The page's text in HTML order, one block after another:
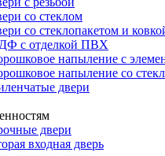
со стеклом
со стеклопакетом и
с отделкой ПВХ
напыление с
напыление со
двери
двери
входная дверь